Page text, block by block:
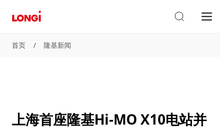
首页 / 隆基新闻
上海首座隆基Hi-MO X10电站并